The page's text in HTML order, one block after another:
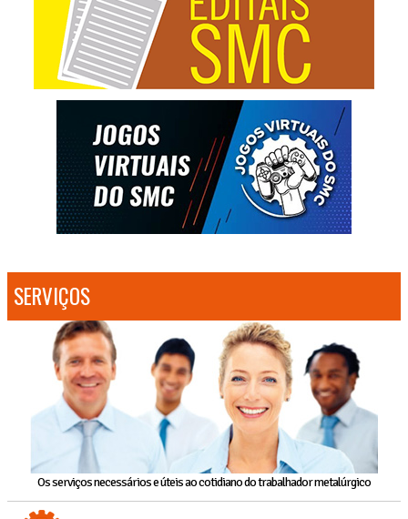
SERVIÇOS
Os serviços necessários e úteis ao cotidiano do trabalhador metalúrgico